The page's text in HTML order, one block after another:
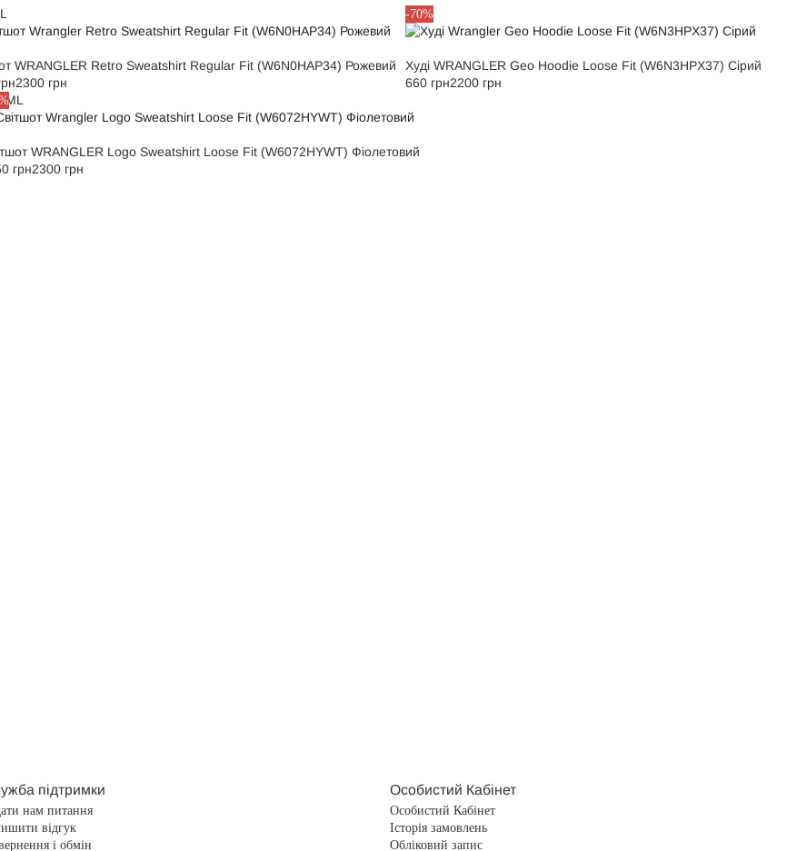
L
WRANGLER Retro Sweatshirt Regular Fit (W6N0HAP34) Рожевий
2300 грн
-70%
M
Худі WRANGLER Geo Hoodie Loose Fit (W6N3HPX37) Сірий
660 грн2200 грн
ML
WRANGLER Logo Sweatshirt Loose Fit (W6072HYWT) Фіолетовий
грн2300 грн
підтримки
нам питання
відгук
і обмін
Особистий Кабінет
Особистий Кабінет
Історія замовлень
Обліковий запис